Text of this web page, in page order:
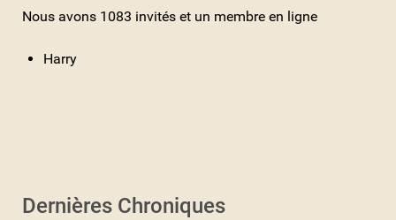
Nous avons 1083 invités et un membre en ligne
Harry
Dernières Chroniques